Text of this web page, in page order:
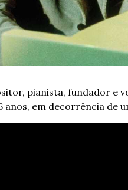
pianista, fundador e
anos, em decorrência de